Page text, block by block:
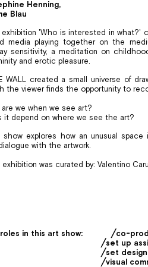
Henning,
Blau
exhibition 'Who is interested in what?'
media playing together on the
sensitivity, a meditation on
and erotic pleasure.
WALL created a small universe of
the viewer finds the opportunity to
we when we see art?
it depend on where we see the art?
show explores how an unusual
with the artwork.
exhibition was curated by: Valentino
roles in this art show: ╱co-
╱set up
╱set design
╱visual